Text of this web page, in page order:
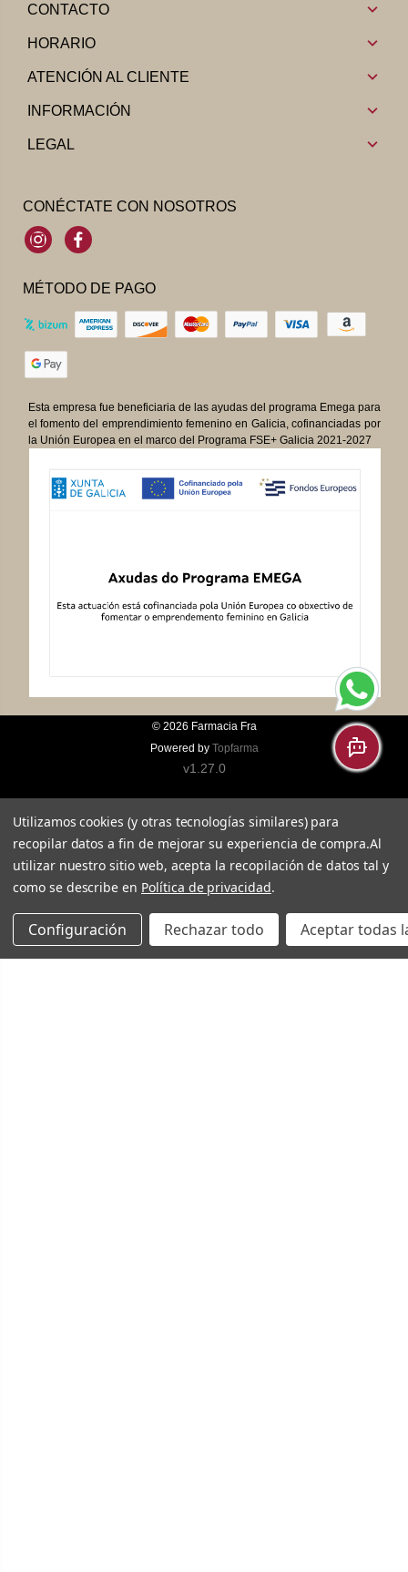
CONTACTO
HORARIO
ATENCIÓN AL CLIENTE
INFORMACIÓN
LEGAL
CONÉCTATE CON NOSOTROS
InstagramFacebook
MÉTODO DE PAGO
Esta empresa fue beneficiaria de las ayudas del programa Emega para
el fomento del emprendimiento femenino en Galicia, cofinanciadas por
la Unión Europea en el marco del Programa FSE+ Galicia 2021-2027
© 2026 Farmacia Fra
Powered by Topfarma
v1.27.0
Utilizamos cookies (y otras tecnologías similares) para
recopilar datos a fin de mejorar su experiencia de compra.Al
utilizar nuestro sitio web, acepta la recopilación de datos tal y
como se describe en Política de privacidad.
Configuración Rechazar todo Aceptar todas